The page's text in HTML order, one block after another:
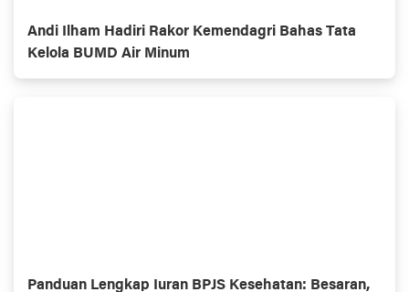
Andi Ilham Hadiri Rakor Kemendagri Bahas Tata
Kelola BUMD Air Minum
Panduan Lengkap Iuran BPJS Kesehatan: Besaran,